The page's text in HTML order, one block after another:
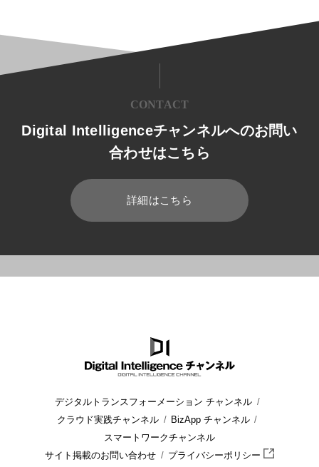
CONTACT
Digital Intelligenceチャンネルへのお問い
合わせはこちら
詳細はこちら
デジタルトランスフォーメーション チャンネル
クラウド実践チャンネル
BizApp チャンネル
スマートワークチャンネル
サイト掲載のお問い合わせ
プライバシーポリシー